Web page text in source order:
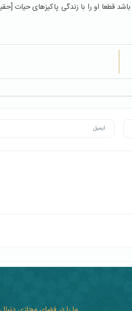
كند و مؤمن باشد قطعا او را با زندگى پاكيزه‏اى